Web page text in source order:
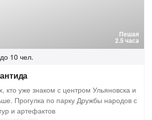
Пешая
2.5 часа
до 10 чел.
кто уже знаком с центром Ульяновска и
Прогулка по парку Дружбы народов с
и артефактов